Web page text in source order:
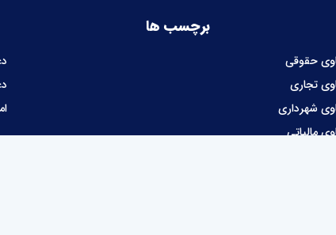
برچسب ها
حقوقی
تجاری
شهرداری
مالیاتی